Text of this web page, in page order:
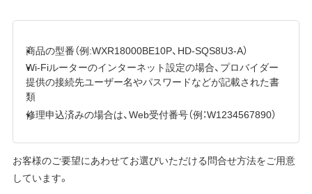
商品の型番（例:WXR18000BE10P、HD-SQS8U3-A）
Wi-Fiルーターのインターネット設定の場合、プロバイダー
提供の接続先ユーザー名やパスワードなどが記載された書
類
修理申込済みの場合は、Web受付番号（例：W1234567890）
お客様のご要望にあわせてお選びいただける問合せ方法をご用意
しています。